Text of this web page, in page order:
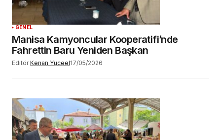
GENEL
Manisa Kamyoncular Kooperatifi’nde
Fahrettin Baru Yeniden Başkan
Editör Kenan Yüceel17/05/2026